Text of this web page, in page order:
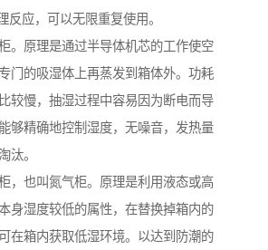
反应，可以无限重复使用。
。原理是通过半导体机芯的工作使空
门的吸湿体上再蒸发到箱体外。功耗
较慢，抽湿过程中容易因为断电而导
够精确地控制湿度，无噪音，发热量
汰。
，也叫氮气柜。原理是利用液态或高
身湿度较低的属性，在替换掉箱内的
在箱内获取低湿环境。以达到防潮的